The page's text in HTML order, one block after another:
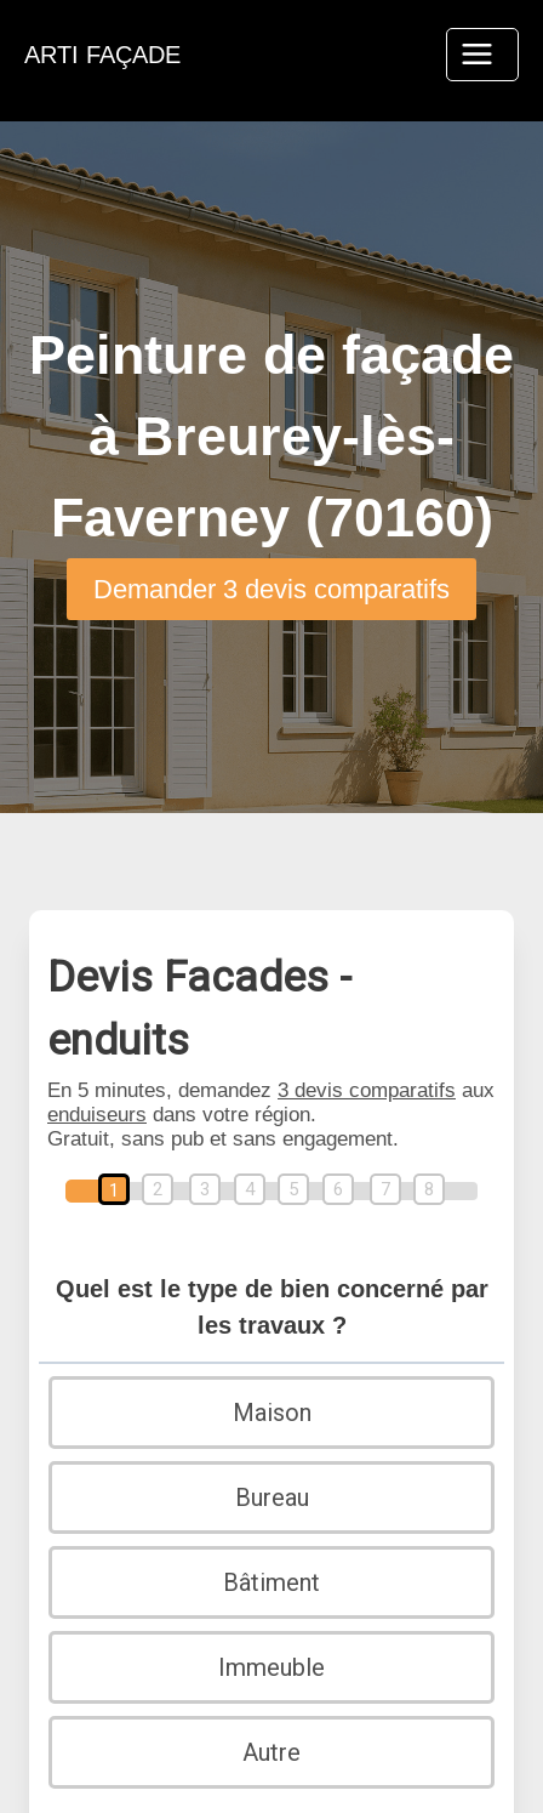
ARTI FAÇADE
Peinture de façade
à Breurey-lès-
Faverney (70160)
Demander 3 devis comparatifs
Devis Facades -
enduits
En 5 minutes, demandez 3 devis comparatifs aux
enduiseurs dans votre région.
Gratuit, sans pub et sans engagement.
1 2 3 4 5 6 7 8
Quel est le type de bien concerné par
les travaux ?
Maison
Bureau
Bâtiment
Immeuble
Autre